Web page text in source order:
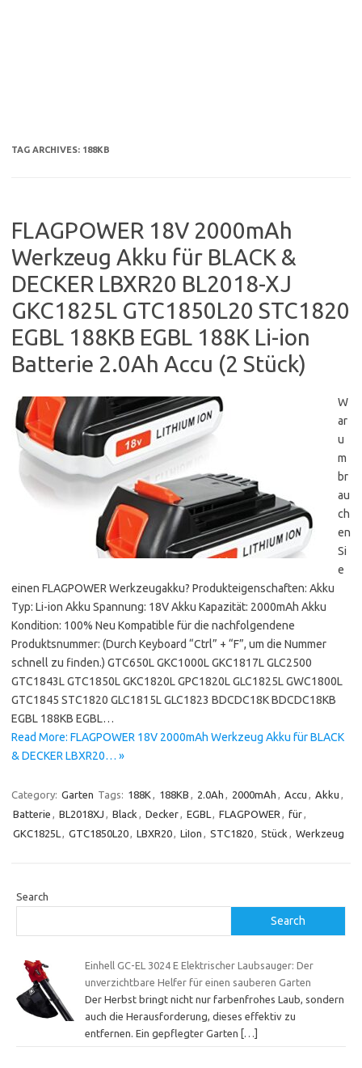
TAG ARCHIVES: 188KB
FLAGPOWER 18V 2000mAh
Werkzeug Akku für BLACK &
DECKER LBXR20 BL2018-XJ
GKC1825L GTC1850L20 STC1820
EGBL 188KB EGBL 188K Li-ion
Batterie 2.0Ah Accu (2 Stück)
W
ar
u
m
br
au
ch
en
Si
e
einen FLAGPOWER Werkzeugakku? Produkteigenschaften: Akku
Typ: Li-ion Akku Spannung: 18V Akku Kapazität: 2000mAh Akku
Kondition: 100% Neu Kompatible für die nachfolgendene
Produktsnummer: (Durch Keyboard “Ctrl” + “F”, um die Nummer
schnell zu finden.) GTC650L GKC1000L GKC1817L GLC2500
GTC1843L GTC1850L GKC1820L GPC1820L GLC1825L GWC1800L
GTC1845 STC1820 GLC1815L GLC1823 BDCDC18K BDCDC18KB
EGBL 188KB EGBL…
Read More: FLAGPOWER 18V 2000mAh Werkzeug Akku für BLACK
& DECKER LBXR20… »
Category: Garten Tags: 188K , 188KB , 2.0Ah , 2000mAh , Accu , Akku ,
Batterie , BL2018XJ , Black , Decker, EGBL , FLAGPOWER , für,
GKC1825L , GTC1850L20, LBXR20, LiIon , STC1820, Stück , Werkzeug
Search
Search
Einhell GC-EL 3024 E Elektrischer Laubsauger: Der
unverzichtbare Helfer für einen sauberen Garten
Der Herbst bringt nicht nur farbenfrohes Laub, sondern
auch die Herausforderung, dieses effektiv zu
entfernen. Ein gepflegter Garten
[…]